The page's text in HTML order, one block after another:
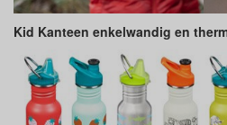
Kid Kanteen enkelwandig en